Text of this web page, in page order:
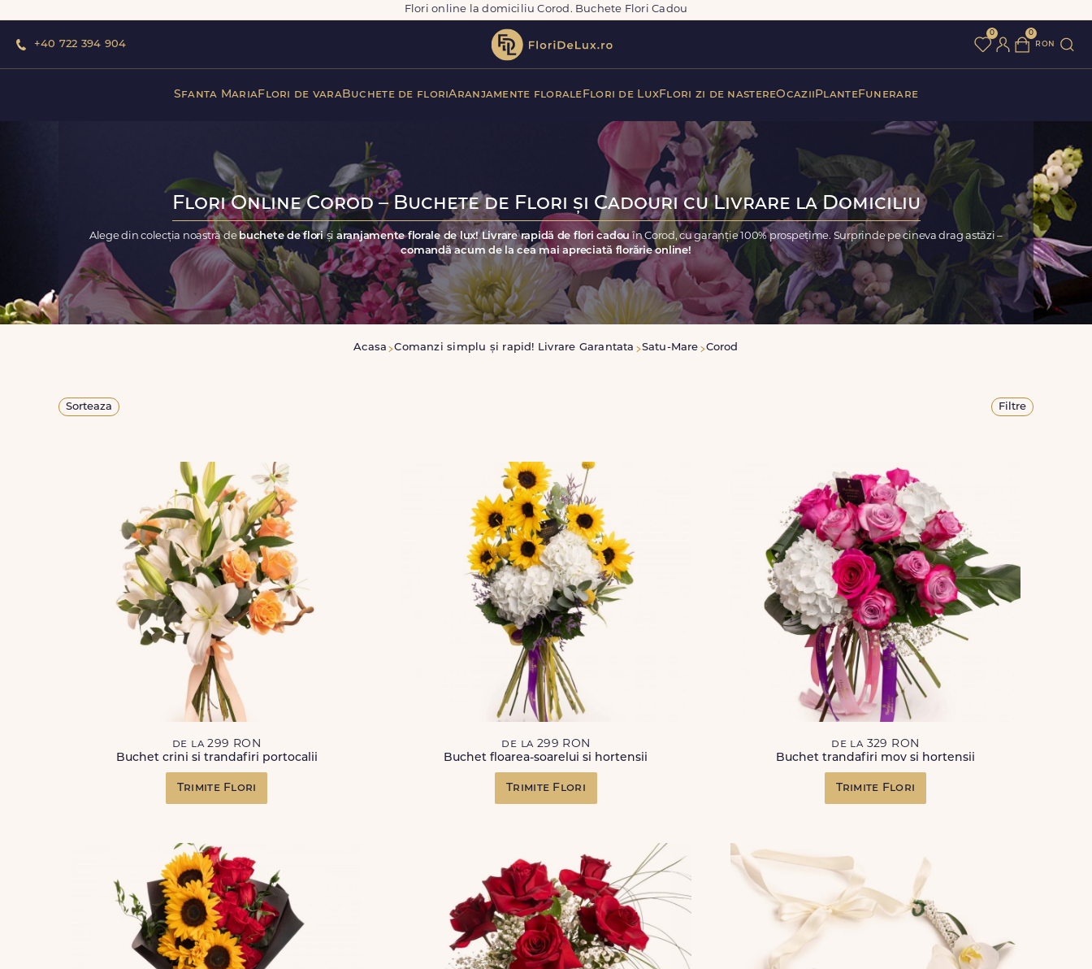
Flori online la domiciliu Corod. Buchete Flori Cadou
+40 722 394 904
0 0
ron
Sfanta MariaFlori de varaBuchete de floriAranjamente florale Flori de LuxFlori zi de nastereOcazii PlanteFunerare
Flori Online Corod – Buchete de Flori și Cadouri cu Livrare la Domiciliu
Alege din colecția noastră debuchete de floriși aranjamente florale de lux! Livrare rapidă de flori cadou în Corod, cu garanție 100% prospețime. Surprinde pe cineva drag astăzi –
comandă acum de la cea mai apreciată florărie online!
Acasa Comanzi simplu și rapid! Livrare Garantata Satu-Mare Corod
Sorteaza Filtre
de la 299 RON
Buchet crini si trandafiri portocalii
Trimite Flori
de la 299 RON
Buchet floarea-soarelui si hortensii
Trimite Flori
de la 329 RON
Buchet trandafiri mov si hortensii
Trimite Flori